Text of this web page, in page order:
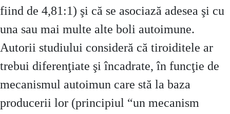
fiind de 4,81:1) şi că se asociază adesea şi cu
una sau mai multe alte boli autoimune.
Autorii studiului consideră că tiroiditele ar
trebui diferenţiate şi încadrate, în funcţie de
mecanismul autoimun care stă la baza
producerii lor (principiul “un mecanism